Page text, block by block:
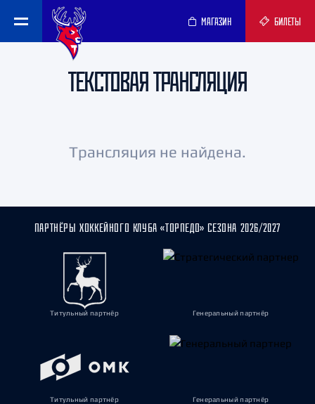
МАГАЗИН БИЛЕТЫ
ТЕКСТОВАЯ ТРАНСЛЯЦИЯ
Трансляция не найдена.
ПАРТНЁРЫ ХОККЕЙНОГО КЛУБА «ТОРПЕДО» СЕЗОНА 2026/2027
Титульный партнёр Генеральный партнёр
Титульный партнёр Генеральный партнёр